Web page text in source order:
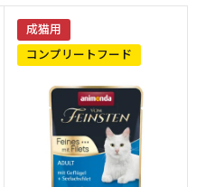
成猫用
コンプリートフード